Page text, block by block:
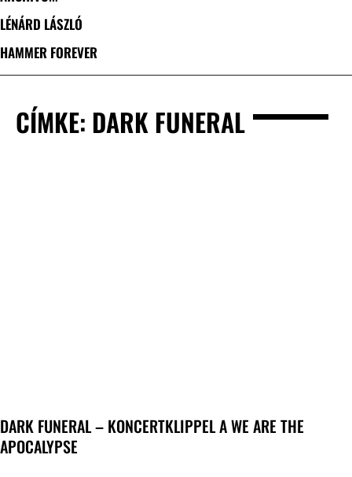
LÉNÁRD LÁSZLÓ
HAMMER FOREVER
CÍMKE: DARK FUNERAL
DARK FUNERAL – KONCERTKLIPPEL A WE ARE THE
APOCALYPSE